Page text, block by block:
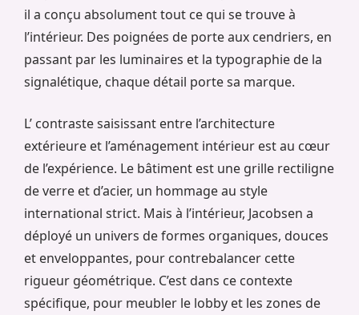
il a conçu absolument tout ce qui se trouve à
l’intérieur. Des poignées de porte aux cendriers, en
passant par les luminaires et la typographie de la
signalétique, chaque détail porte sa marque.
L’ contraste saisissant entre l’architecture
extérieure et l’aménagement intérieur est au cœur
de l’expérience. Le bâtiment est une grille rectiligne
de verre et d’acier, un hommage au style
international strict. Mais à l’intérieur, Jacobsen a
déployé un univers de formes organiques, douces
et enveloppantes, pour contrebalancer cette
rigueur géométrique. C’est dans ce contexte
spécifique, pour meubler le lobby et les zones de